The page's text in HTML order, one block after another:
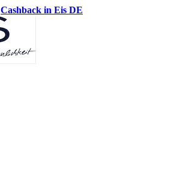
Cashback in Eis DE